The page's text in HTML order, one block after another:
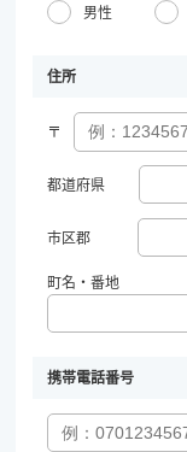
男性
住所
〒
都道府県
市区郡
町名・番地
携帯電話番号